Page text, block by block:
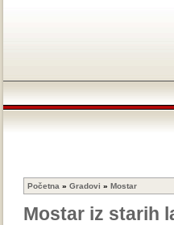
Početna » Gradovi » Mostar
Mostar iz starih